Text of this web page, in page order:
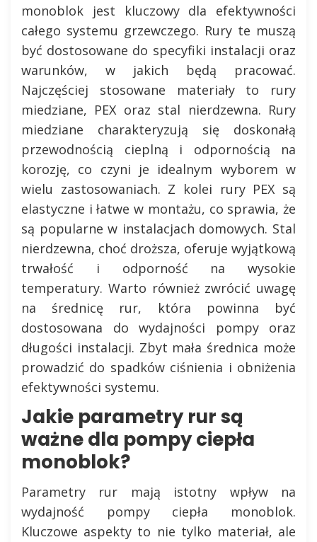
monoblok jest kluczowy dla efektywności
całego systemu grzewczego. Rury te muszą
być dostosowane do specyfiki instalacji oraz
warunków, w jakich będą pracować.
Najczęściej stosowane materiały to rury
miedziane, PEX oraz stal nierdzewna. Rury
miedziane charakteryzują się doskonałą
przewodnością cieplną i odpornością na
korozję, co czyni je idealnym wyborem w
wielu zastosowaniach. Z kolei rury PEX są
elastyczne i łatwe w montażu, co sprawia, że
są popularne w instalacjach domowych. Stal
nierdzewna, choć droższa, oferuje wyjątkową
trwałość i odporność na wysokie
temperatury. Warto również zwrócić uwagę
na średnicę rur, która powinna być
dostosowana do wydajności pompy oraz
długości instalacji. Zbyt mała średnica może
prowadzić do spadków ciśnienia i obniżenia
efektywności systemu.
Jakie parametry rur są
ważne dla pompy ciepła
monoblok?
Parametry rur mają istotny wpływ na
wydajność pompy ciepła monoblok.
Kluczowe aspekty to nie tylko materiał, ale